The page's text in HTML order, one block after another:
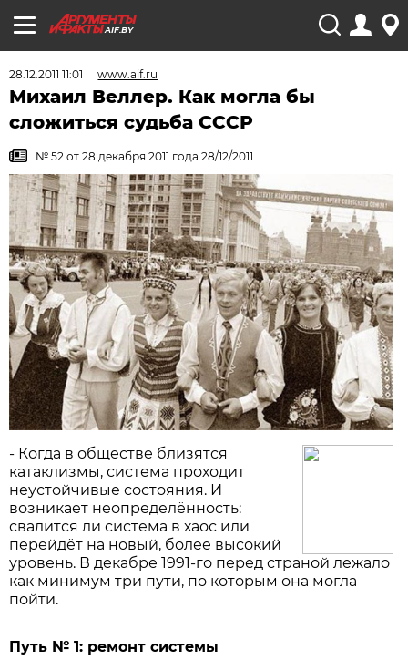
AIF.BY
28.12.2011 11:01 www.aif.ru
Михаил Веллер. Как могла бы
сложиться судьба СССР
№ 52 от 28 декабря 2011 года 28/12/2011
- Когда в обществе близятся
катаклизмы, система проходит
неустойчивые состояния. И
возникает неопределённость:
свалится ли система в хаос или
перейдёт на новый, более высокий
уровень. В декабре 1991-го перед страной лежало
как минимум три пути, по которым она могла
пойти.
Путь № 1: ремонт системы